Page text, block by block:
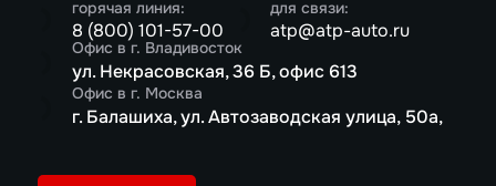
горячая линия:
8 (800) 101-57-00
для связи:
atp@atp-auto.ru
Офис в г. Владивосток
ул. Некрасовская, 36 Б, офис 613
Офис в г. Москва
г. Балашиха, ул. Автозаводская улица, 50а,